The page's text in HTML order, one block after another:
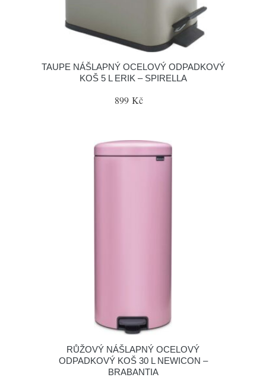
TAUPE NÁŠLAPNÝ OCELOVÝ ODPADKOVÝ
KOŠ 5 L ERIK – SPIRELLA
899 Kč
RŮŽOVÝ NÁŠLAPNÝ OCELOVÝ
ODPADKOVÝ KOŠ 30 L NEWICON –
BRABANTIA